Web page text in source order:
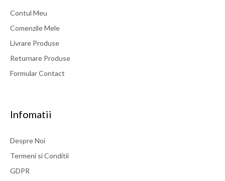
Contul Meu
Comenzile Mele
Livrare Produse
Returnare Produse
Formular Contact
Infomatii
Despre Noi
Termeni si Conditii
GDPR